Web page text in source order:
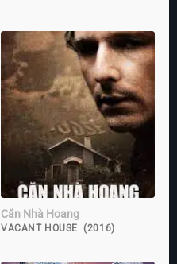
Căn Nhà Hoang
VACANT HOUSE (2016)